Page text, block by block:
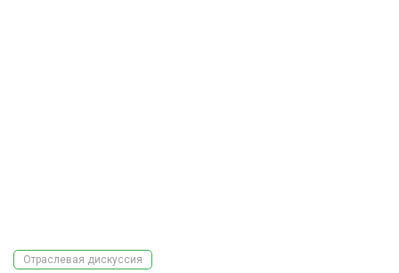
Отраслевая дискуссия